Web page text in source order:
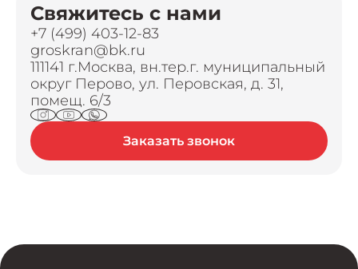
Свяжитесь с нами
+7 (499) 403-12-83
groskran@bk.ru
111141 г.Москва, вн.тер.г. муниципальный
округ Перово, ул. Перовская, д. 31,
помещ. 6/3
Заказать звонок